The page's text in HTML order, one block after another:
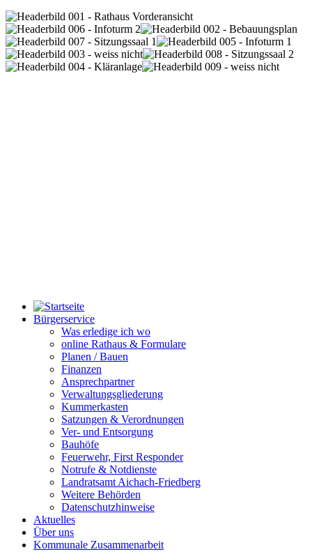
Bürgerservice
Was erledige ich wo
online Rathaus & Formulare
Planen / Bauen
Finanzen
Ansprechpartner
Verwaltungsgliederung
Kummerkasten
Satzungen & Verordnungen
Ver- und Entsorgung
Bauhöfe
Feuerwehr, First Responder
Notrufe & Notdienste
Landratsamt Aichach-Friedberg
Weitere Behörden
Datenschutzhinweise
Aktuelles
Über uns
Kommunale Zusammenarbeit